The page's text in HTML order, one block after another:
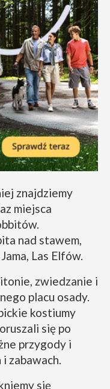
znajdziemy
miejsca
nad stawem,
Las Elfów.
zwiedzanie i
placu osady.
kostiumy
się po
przygody i
zabawach.
się